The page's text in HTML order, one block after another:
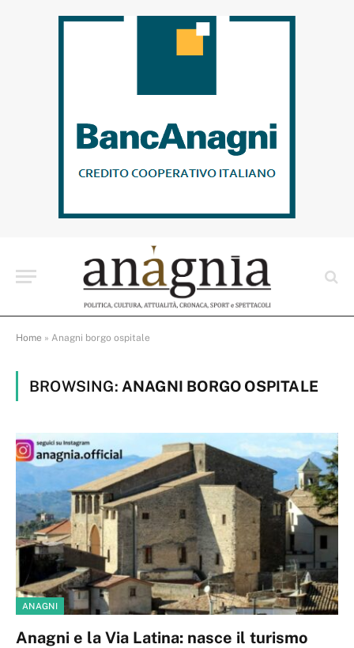
Home » Anagni borgo ospitale
BROWSING: ANAGNI BORGO OSPITALE
ANAGNI
Anagni e la Via Latina: nasce il turismo